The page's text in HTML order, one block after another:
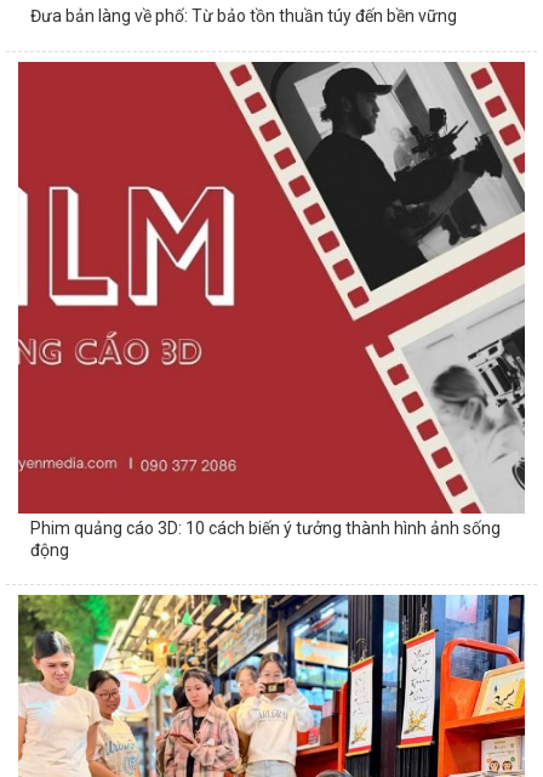
Đưa bản làng về phố: Từ bảo tồn thuần túy đến bền vững
Phim quảng cáo 3D: 10 cách biến ý tưởng thành hình ảnh sống
động